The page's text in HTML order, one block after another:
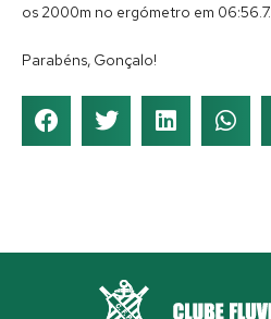
os 2000m no ergómetro em 06:56.7.
Parabéns, Gonçalo!